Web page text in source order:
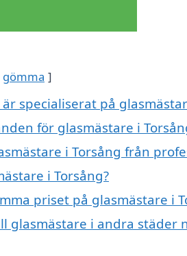
gömma
specialiserat på
för glasmästare i
i Torsång från
i Torsång?
priset på glasmästare i
glasmästare i andra städer